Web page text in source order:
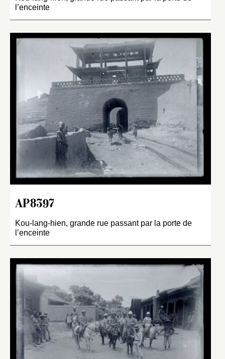
l’enceinte
AP8397
Kou-lang-hien, grande rue passant par la porte de
l’enceinte